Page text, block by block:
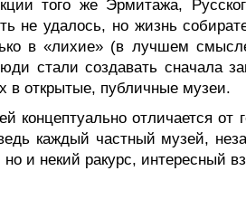
того же Эрмитажа,
не удалось, но жизнь
в «лихие» (в лучшем
стали создавать сначала
в открытые, публичные музеи.
концептуально отличается от
каждый частный музей,
и некий ракурс, интересный